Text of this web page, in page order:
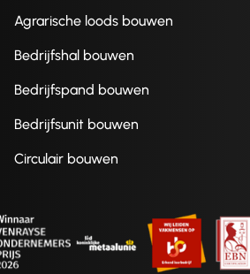
Agrarische loods bouwen
Bedrijfshal bouwen
Bedrijfspand bouwen
Bedrijfsunit bouwen
Circulair bouwen